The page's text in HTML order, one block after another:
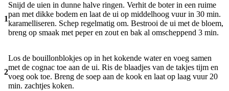
1
Snijd de uien in dunne halve ringen. Verhit de boter in een ruime
pan met dikke bodem en laat de ui op middelhoog vuur in 30 min.
karamelliseren. Schep regelmatig om. Bestrooi de ui met de bloem,
breng op smaak met peper en zout en bak al omscheppend 3 min.
2
Los de bouillonblokjes op in het kokende water en voeg samen
met de cognac toe aan de ui. Ris de blaadjes van de takjes tijm en
voeg ook toe. Breng de soep aan de kook en laat op laag vuur 20
min. zachtjes koken.